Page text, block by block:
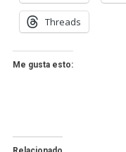
Threads
Me gusta esto: